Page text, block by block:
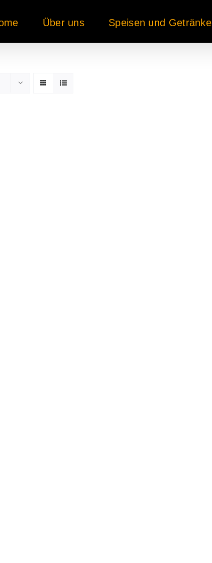
Über uns Speisen und Getränke